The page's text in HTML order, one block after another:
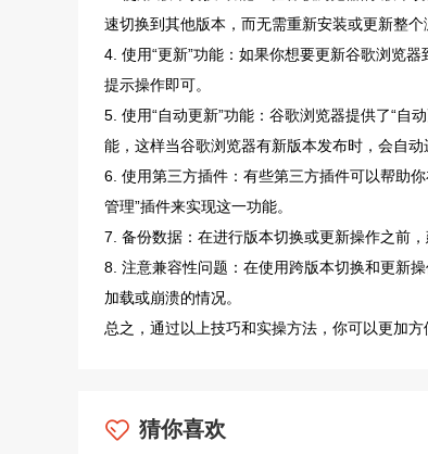
速切换到其他版本，而无需重新安装或更新整个
4. 使用“更新”功能：如果你想要更新谷歌浏览
提示操作即可。
5. 使用“自动更新”功能：谷歌浏览器提供了“自
能，这样当谷歌浏览器有新版本发布时，会自动
6. 使用第三方插件：有些第三方插件可以帮助
管理”插件来实现这一功能。
7. 备份数据：在进行版本切换或更新操作之前
8. 注意兼容性问题：在使用跨版本切换和更新
加载或崩溃的情况。
总之，通过以上技巧和实操方法，你可以更加
猜你喜欢